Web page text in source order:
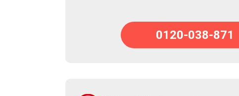
0120-038-871